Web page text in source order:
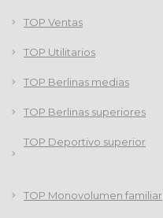
TOP Ventas
TOP Utilitarios
TOP Berlinas medias
TOP Berlinas superiores
TOP Deportivo superior
TOP Monovolumen familiar